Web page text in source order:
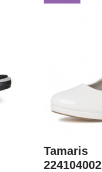
Tamaris
224104002